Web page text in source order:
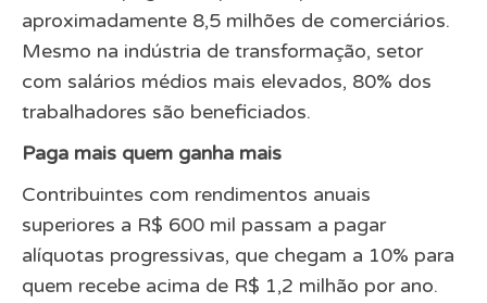
aproximadamente 8,5 milhões de comerciários.
Mesmo na indústria de transformação, setor
com salários médios mais elevados, 80% dos
trabalhadores são beneficiados.
Paga mais quem ganha mais
Contribuintes com rendimentos anuais
superiores a R$ 600 mil passam a pagar
alíquotas progressivas, que chegam a 10% para
quem recebe acima de R$ 1,2 milhão por ano.